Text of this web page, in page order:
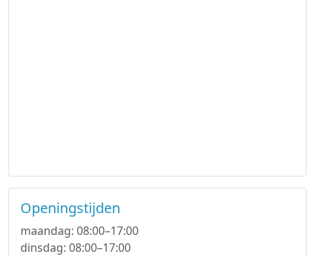
Openingstijden
maandag: 08:00–17:00
dinsdag: 08:00–17:00